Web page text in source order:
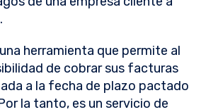
herramienta que permite al
de cobrar sus facturas
a la fecha de plazo pactado
la tanto, es un servicio de